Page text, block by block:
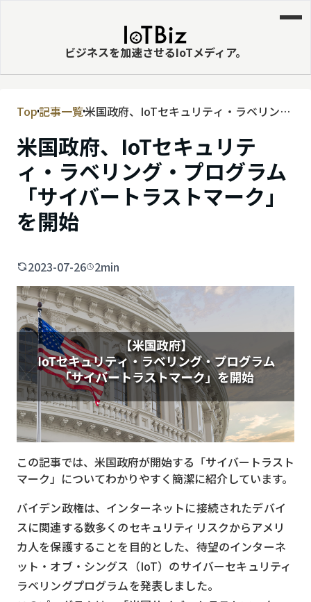
ビジネスを加速させるIoTメディア。
MVNE
エッジ
LPWA
DaaS
IaaS
ビッグデータ
MNO
MVNO
スマート漁業
PR
5G
クラウド
M2M
スマート〇〇
スマート農業
ドローン
Top記事一覧米国政府、IoTセキュリティ・ラベリン
ク」を開始
米国政府、IoTセキュリテ
ィ・ラベリング・プログラム
「サイバートラストマーク」
を開始
2023-07-26 2min
この記事では、米国政府が開始する「サイバートラスト
マーク」についてわかりやすく簡潔に紹介しています。
バイデン政権は、インターネットに接続されたデバイ
スに関連する数多くのセキュリティリスクからアメリ
カ人を保護することを目的とした、待望のインターネ
ット・オブ・シングス（IoT）のサイバーセキュリティ
ラベリングプログラムを発表しました。